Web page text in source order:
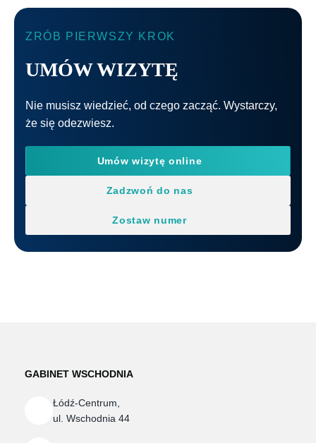
ZRÓB PIERWSZY KROK
UMÓW WIZYTĘ
Nie musisz wiedzieć, od czego zacząć. Wystarczy,
że się odezwiesz.
Umów wizytę online
Zadzwoń do nas
Zostaw numer
GABINET WSCHODNIA
Łódź-Centrum,